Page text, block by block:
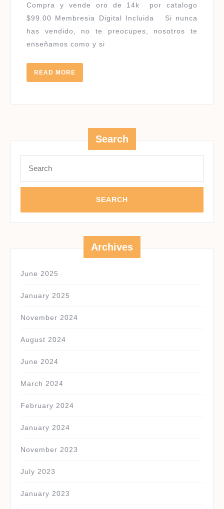
Compra y vende oro de 14k por catalogo
$99.00 Membresia Digital Incluida Si nunca
has vendido, no te preocupes, nosotros te
enseñamos como y si
READ MORE
MORE
Search
for:
Archives
June 2025
January 2025
November 2024
August 2024
June 2024
March 2024
February 2024
January 2024
November 2023
July 2023
January 2023